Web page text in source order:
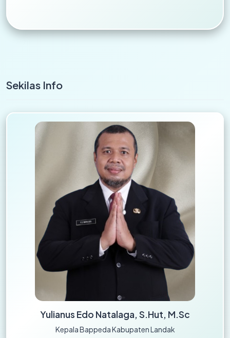
Sekilas Info
Yulianus Edo Natalaga, S.Hut, M.Sc
Kepala Bappeda Kabupaten Landak